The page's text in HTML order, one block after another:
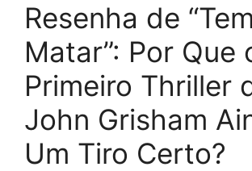
Resenha de
Matar”: Por Que
Primeiro Thriller
John Grisham
Um Tiro Certo?